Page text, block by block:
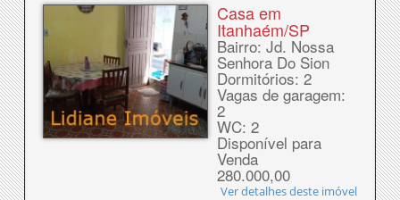
Casa em
Itanhaém/SP
Bairro: Jd. Nossa
Senhora Do Sion
Dormitórios: 2
Vagas de garagem:
2
WC: 2
Disponível para
Venda
280.000,00
Ver detalhes deste imóvel